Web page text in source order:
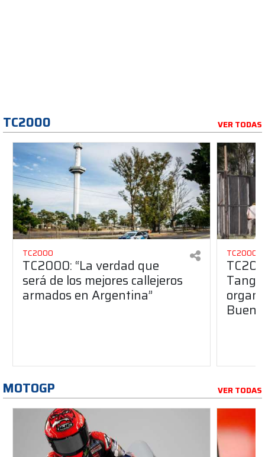
TC2000 VER TODAS
TC2000
TC2000: “La verdad que
será de los mejores callejeros
armados en Argentina”
TC2000
MOTOGP VER TODAS